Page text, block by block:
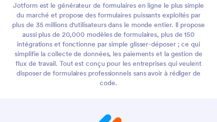
Jotform est le générateur de formulaires en ligne le plus simple
du marché et propose des formulaires puissants exploités par
plus de 35 millions d'utilisateurs dans le monde entier. Il propose
aussi plus de 20,000 modèles de formulaires, plus de 150
intégrations et fonctionne par simple glisser-déposer ; ce qui
simplifie la collecte de données, les paiements et la gestion de
flux de travail. Tout est conçu pour les entreprises qui veulent
disposer de formulaires professionnels sans avoir à rédiger de
code.